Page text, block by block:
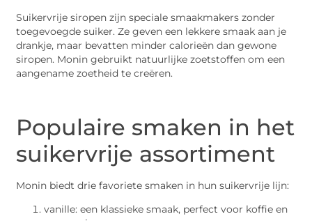
Suikervrije siropen zijn speciale smaakmakers zonder
toegevoegde suiker. Ze geven een lekkere smaak aan je
drankje, maar bevatten minder calorieën dan gewone
siropen. Monin gebruikt natuurlijke zoetstoffen om een
aangename zoetheid te creëren.
Populaire smaken in het
suikervrije assortiment
Monin biedt drie favoriete smaken in hun suikervrije lijn:
vanille: een klassieke smaak, perfect voor koffie en